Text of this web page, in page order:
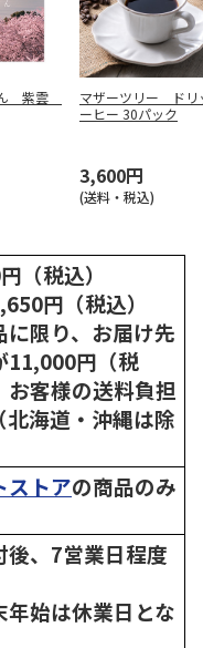
ん 紫雲
マザーツリー ドリ
ーヒー 30パック
3,600円
(送料・税込)
（税込）
円（税込）
に限り、お届け先
11,000円（税
客様の送料負担
海道・沖縄は除
ストアの商品のみ
後、7営業日程度
始は休業日とな